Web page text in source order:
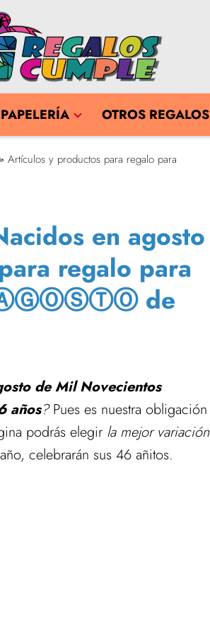
PAPELERÍA OTROS REGALOS
Artículos y productos para regalo para
en agosto
regalo para
ⒶⒼⓄⓈⓉⓄ de
de Mil Novecientos
años?Pues es nuestra obligación
podrás elegir la mejor variación
celebrarán sus 46 añitos.